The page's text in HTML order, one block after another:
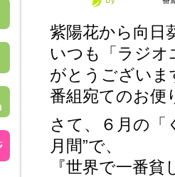
紫陽花から向日
いつも「ラジ
がとうございま
番組宛てのお便
さて、６月の「
月間”で、
『世界で一番